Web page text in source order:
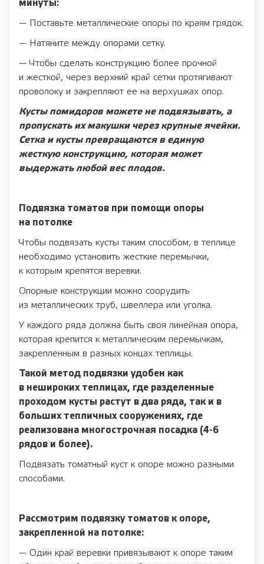
минуты:
— Поставьте металлические опоры по краям грядок.
— Натяните между опорами сетку.
— Чтобы сделать конструкцию более прочной
и жесткой, через верхний край сетки протягивают
проволоку и закрепляют ее на верхушках опор.
Кусты помидоров можете не подвязывать, а
пропускать их макушки через крупные ячейки.
Сетка и кусты превращаются в единую
жесткую конструкцию, которая может
выдержать любой вес плодов.
Подвязка томатов при помощи опоры
на потолке
Чтобы подвязать кусты таким способом, в теплице
необходимо установить жесткие перемычки,
к которым крепятся веревки.
Опорные конструкции можно соорудить
из металлических труб, швеллера или уголка.
У каждого ряда должна быть своя линейная опора,
которая крепится к металлическим перемычкам,
закрепленным в разных концах теплицы.
Такой метод подвязки удобен как
в нешироких теплицах, где разделенные
проходом кусты растут в два ряда, так и в
больших тепличных сооружениях, где
реализована многострочная посадка (4-6
рядов и более).
Подвязать томатный куст к опоре можно разными
способами.
Рассмотрим подвязку томатов к опоре,
закрепленной на потолке:
— Один край веревки привязывают к опоре таким